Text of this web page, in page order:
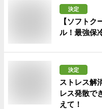
決定
【ソフトク
ル！最強保
決定
ストレス解
レス発散で
えて！